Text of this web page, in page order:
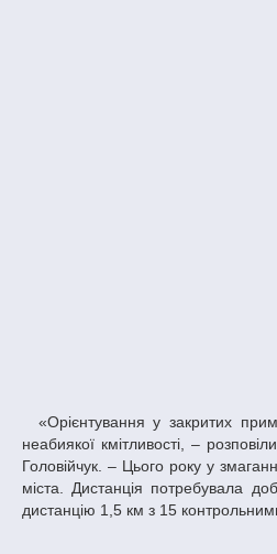
«Орієнтування у закритих приміщеннях має велике прикладне значення. Уміння швидко зорієнтуватись у складних умовах потребує
неабиякої кмітливості, –
Головійчук. – Цього року у
міста. Дистанція потребувала
дистанцію 1,5 км з 15